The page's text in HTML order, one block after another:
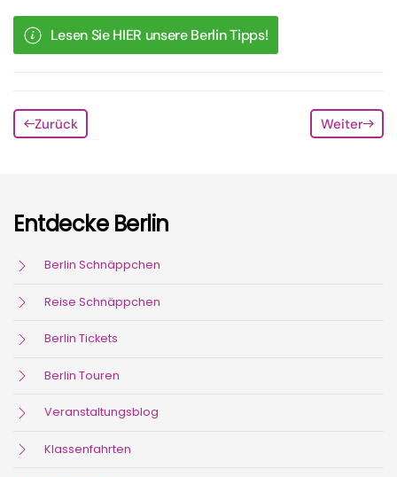
Lesen Sie HIER unsere Berlin Tipps!
Zurück Weiter
Entdecke Berlin
Berlin Schnäppchen
Reise Schnäppchen
Berlin Tickets
Berlin Touren
Veranstaltungsblog
Klassenfahrten